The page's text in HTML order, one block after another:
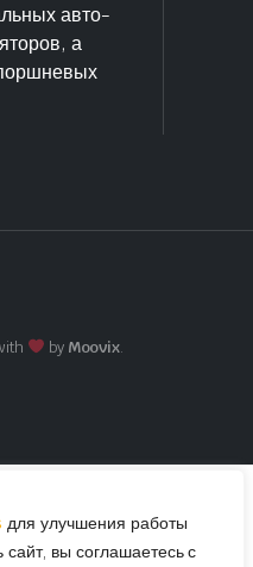
для улучшения работы
вы соглашаетесь с
авто-
а
by Moovix.